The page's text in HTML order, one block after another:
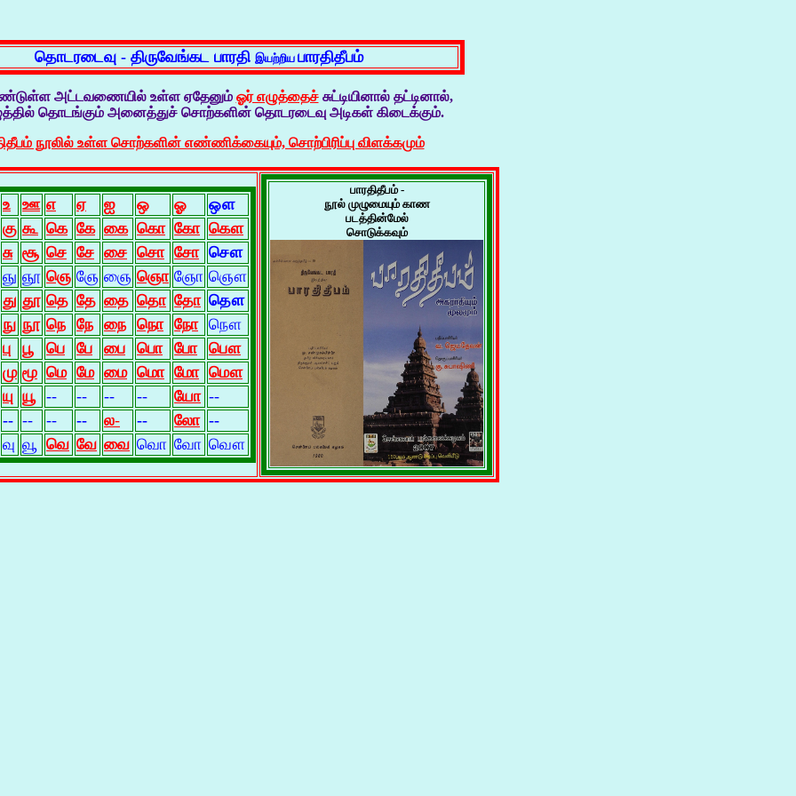
தொடரடைவு - திருவேங்கட பாரதி இயற்றிய பாரதிதீபம்
அட்டவணையில் உள்ள ஏதேனும் ஓர் எழுத்தைச்சுட்டியினால் தட்டினால்,
தொடங்கும் அனைத்துச் சொற்களின் தொடரடைவு அடிகள் கிடைக்கும்.
நூலில் உள்ள சொற்களின் எண்ணிக்கையும், சொற்பிரிப்பு விளக்கமும்
உ ஊ எ ஏ ஐ ஒ ஓ
ஔ
கு கூ கெ கே கை கொ கோ கௌ
சு சூ செ சே சை சொ சோ சௌ
ஞு ஞூ ஞெ ஞே ஞை ஞொ ஞோ ஞௌ
து தூ தெ தே தை தொ தோ தௌ
நு நூ நெ நே நை நொ நோ நௌ
பு பூ பெ பே பை பொ போ
பௌ
மு மூ மெ மே மை மொ மோ மௌ
யு யூ -- -- -- -- யோ --
-- -- -- -- ல- -- லோ --
வு வூ வெ வே வை வொ வோ வௌ
பாரதிதீபம் -
நூல் முழுமையும் காண
படத்தின்மேல்
சொடுக்கவும்